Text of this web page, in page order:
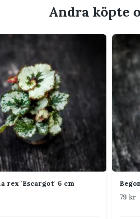
när den inte blommar. Bladbegonior
dekorativa bladverk.
läge med indirekt ljus. Undvik
kan bränna eller bleka bladen.
jordlagret har torkat lätt.
lätt fuktig men aldrig blöt under
och väldränerad jord. En blandning
passar ofta bra.
och något högre luftfuktighet, men
torra.
Andra köpte
rex 'Escargot' 6 cm
79 kr